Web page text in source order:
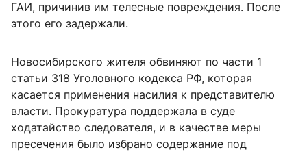
ГАИ, причинив им телесные повреждения. После
этого его задержали.
Новосибирского жителя обвиняют по части 1
статьи 318 Уголовного кодекса РФ, которая
касается применения насилия к представителю
власти. Прокуратура поддержала в суде
ходатайство следователя, и в качестве меры
пресечения было избрано содержание под